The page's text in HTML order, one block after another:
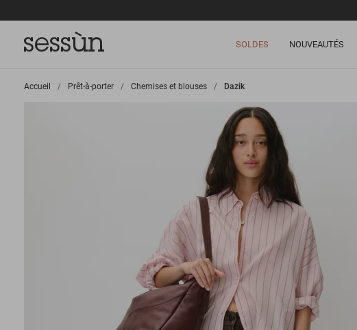
SOLDES NOUVEAUTÉS
Accueil >
Prêt-à-porter >
Chemises et blouses >
Dazik